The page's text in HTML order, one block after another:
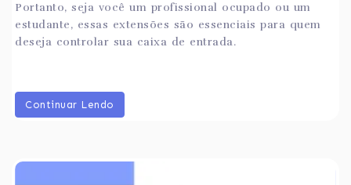
Portanto, seja você um profissional ocupado ou um
estudante, essas extensões são essenciais para quem
deseja controlar sua caixa de entrada.
Continuar Lendo